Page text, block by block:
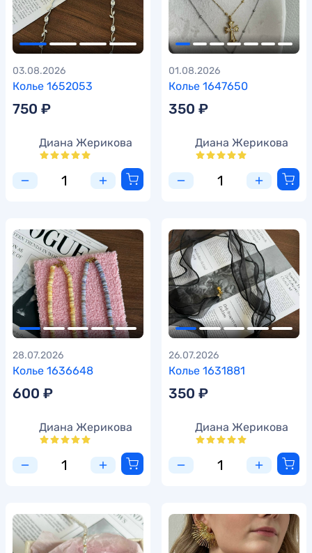
Колье 1652053
03.08.2026
750 ₽
Диана Жерикова
Колье 1647650
01.08.2026
350 ₽
Диана Жерикова
Колье 1636648
28.07.2026
600 ₽
Диана Жерикова
Колье 1631881
26.07.2026
350 ₽
Диана Жерикова